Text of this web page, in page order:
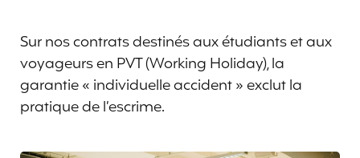
Sur nos contrats destinés aux étudiants et aux
voyageurs en PVT (Working Holiday), la
garantie « individuelle accident » exclut la
pratique de l’escrime.